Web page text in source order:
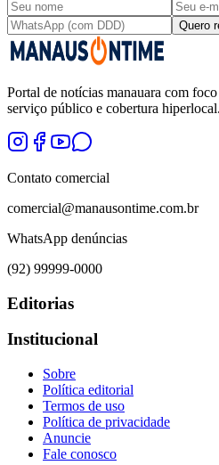
Quero
Portal de notícias manauara com
serviço público e cobertura hiperlocal.
Contato comercial
comercial@manausontime.com.br
WhatsApp denúncias
(92) 99999-0000
Editorias
Institucional
Sobre
Política editorial
Termos de uso
Política de privacidade
Anuncie
Fale conosco